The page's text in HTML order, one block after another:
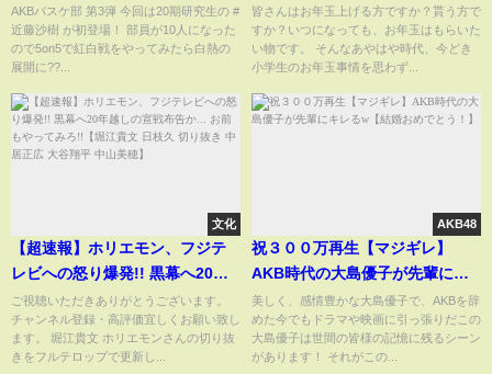
決！！！ 【川崎ブレイブサン
ダース】
AKBバスケ部 第3弾 今回は20期研究生の #
近藤沙樹 が初登場！ 部員が10人になった
ので5on5で紅白戦をやってみたら白熱の
展開に??...
皆さんはお年玉上げる方ですか？貰う方で
すか？いつになっても、お年玉はもらいた
い物です。 そんなあやはや時代、今どき
小学生のお年玉事情を思わず...
文化
【超速報】ホリエモン、フジテ
レビへの怒り爆発!! 黒幕へ20年
越しの宣戦布告か... お前もやっ
てみろ!!【堀江貴文 日枝久 切り
抜き 中居正広 大谷翔平 中山美
ご視聴いただきありがとうございます。
チャンネル登録・高評価宜しくお願い致し
ます。 堀江貴文 ホリエモンさんの切り抜
きをフルテロップで更新し...
AKB48
祝３００万再生【マジギレ】
AKB時代の大島優子が先輩にキ
レるw【結婚おめでとう！】
美しく、感情豊かな大島優子で、AKBを辞
めた今でもドラマや映画に引っ張りだこの
大島優子は世間の皆様の記憶に残るシーン
があります！ それがこの...